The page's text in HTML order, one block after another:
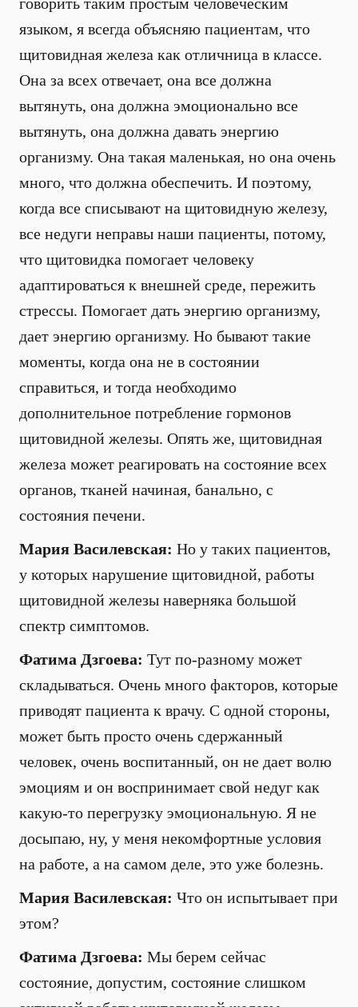
языком, я всегда объясняю пациентам, что
щитовидная железа как отличница в классе.
Она за всех отвечает, она все должна
вытянуть, она должна эмоционально все
вытянуть, она должна давать энергию
организму. Она такая маленькая, но она очень
много, что должна обеспечить. И поэтому,
когда все списывают на щитовидную железу,
все недуги неправы наши пациенты, потому,
что щитовидка помогает человеку
адаптироваться к внешней среде, пережить
стрессы. Помогает дать энергию организму,
дает энергию организму. Но бывают такие
моменты, когда она не в состоянии
справиться, и тогда необходимо
дополнительное потребление гормонов
щитовидной железы. Опять же, щитовидная
железа может реагировать на состояние всех
органов, тканей начиная, банально, с
состояния печени.
Мария Василевская: Но у таких пациентов,
у которых нарушение щитовидной, работы
щитовидной железы наверняка большой
спектр симптомов.
Фатима Дзгоева: Тут по-разному может
складываться. Очень много факторов, которые
приводят пациента к врачу. С одной стороны,
может быть просто очень сдержанный
человек, очень воспитанный, он не дает волю
эмоциям и он воспринимает свой недуг как
какую-то перегрузку эмоциональную. Я не
досыпаю, ну, у меня некомфортные условия
на работе, а на самом деле, это уже болезнь.
Мария Василевская: Что он испытывает при
этом?
Фатима Дзгоева: Мы берем сейчас
состояние, допустим, состояние слишком